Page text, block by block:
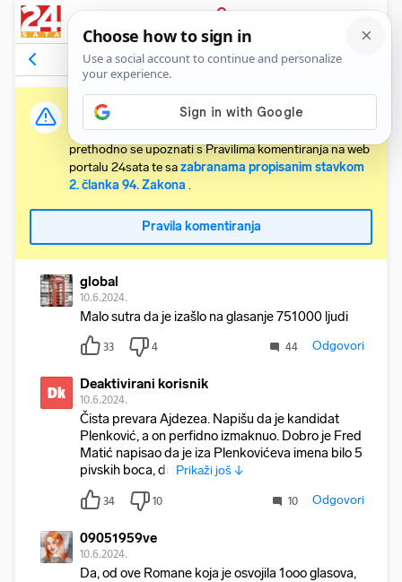
PRIJAVA
Komentari138 Relevantni
Važna obavijest:
Svaki korisnik koji želi komentirati članke obvezan je
prethodno se upoznati s Pravilima komentiranja na web
portalu 24sata te sazabranama propisanim stavkom
2. članka 94. Zakona .
Pravila komentiranja
global
10.6.2024.
Malo sutra da je izašlo na glasanje 751000 ljudi
33 4 44 Odgovori
Dk Deaktivirani korisnik
10.6.2024.
Čista prevara Ajdezea. Napišu da je kandidat
Plenković, a on perfidno izmaknuo. Dobro je Fred
Matić napisao da je iza Plenkovićeva imena bilo 5
pivskih boca, da Prikaži još ↓
34 10 10 Odgovori
09051959ve
10.6.2024.
Da, od ove Romane koja je osvojila 1ooo glasova,